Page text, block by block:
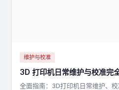
维护与校准
3D 打印机日常维护与校准完
全面指南：3D打印机日常维护、